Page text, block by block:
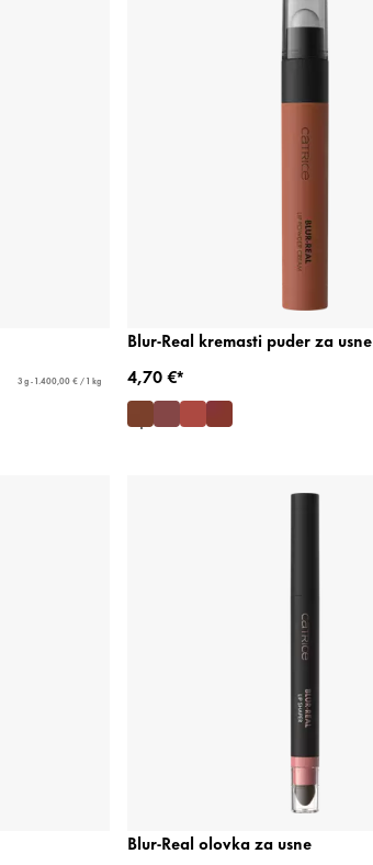
3 g - 1.400,00 € / 1 kg
Blur-Real kremasti puder za usne
4,70 €*
Blur-Real olovka za usne